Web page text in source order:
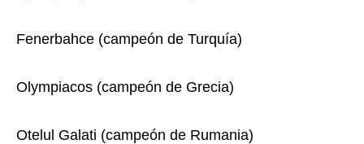
Fenerbahce (campeón de Turquía)
Olympiacos (campeón de Grecia)
Otelul Galati (campeón de Rumania)